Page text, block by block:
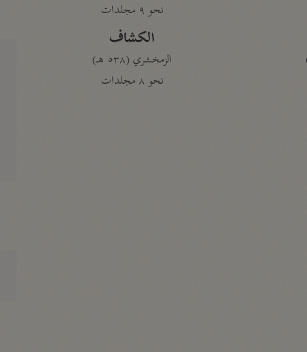
نحو ٩ مجلدات
الكشاف
الزمخشري (٥٣٨ هـ)
نحو ٨ مجلدات